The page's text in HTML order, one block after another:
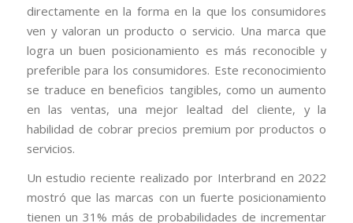
directamente en la forma en la que los consumidores
ven y valoran un producto o servicio. Una marca que
logra un buen posicionamiento es más reconocible y
preferible para los consumidores. Este reconocimiento
se traduce en beneficios tangibles, como un aumento
en las ventas, una mejor lealtad del cliente, y la
habilidad de cobrar precios premium por productos o
servicios.
Un estudio reciente realizado por Interbrand en 2022
mostró que las marcas con un fuerte posicionamiento
tienen un 31% más de probabilidades de incrementar